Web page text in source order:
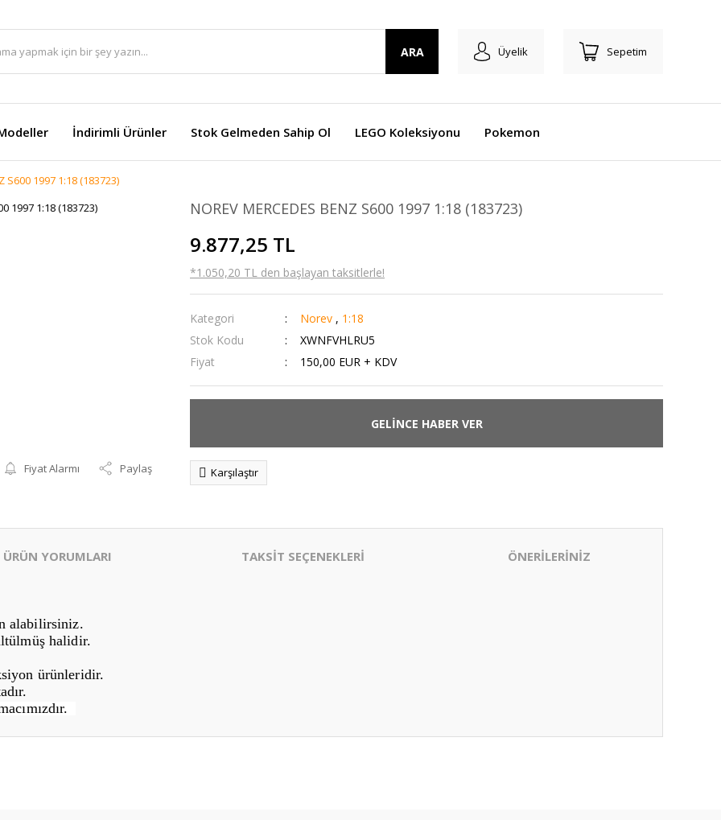
ARA Üyelik Sepetim
İndirimli Ürünler Stok Gelmeden Sahip Ol LEGO Koleksiyonu Pokemon
S600 1997 1:18 (183723)
Fiyat Alarmı Paylaş
NOREV MERCEDES BENZ S600 1997 1:18 (183723)
9.877,25 TL
*1.050,20 TL den başlayan taksitlerle!
Kategori Norev , 1:18
Stok Kodu
XWNFVHLRU5
Fiyat
150,00 EUR + KDV
GELİNCE HABER VER
Karşılaştır
ÜRÜN YORUMLARI TAKSİT SEÇENEKLERİ ÖNERİLERİNİZ
alabilirsiniz.
halidir.
ürünleridir.